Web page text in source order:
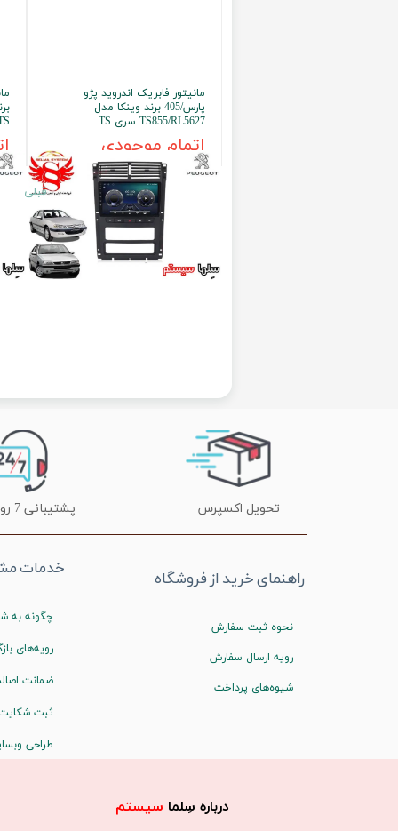
مانیتور فابریک اندروید پژو
پارس/405 برند وینکا مدل
TS855/RL5627 سری TS
اتمام موجودی
قبلی
درباره سِلما سیستم​​​​​​​
تحویل اکسپرس پشتیبانی 7 روز هفته
راهنمای خرید از فروشگاه
نحوه ثبت سفارش
رویه ارسال سفارش
شیوه‌های پرداخت
خدمات
چگونه به
رویه‌های
ضمانت
ثبت
طراحی